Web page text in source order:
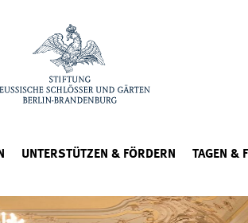
UNTERSTÜTZEN & FÖRDERN TAGEN &